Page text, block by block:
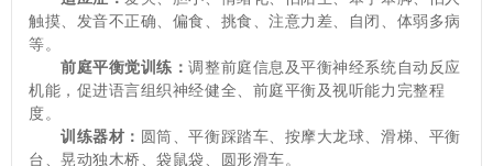
触摸、发音不正确、偏食、挑食、注意力差、自闭、体弱多病
等。
前庭平衡觉训练：调整前庭信息及平衡神经系统自动反应
机能，促进语言组织神经健全、前庭平衡及视听能力完整程
度。
训练器材： 圆筒、平衡踩踏车、按摩大龙球、滑梯、平衡
台、晃动独木桥、袋鼠袋、圆形滑车。